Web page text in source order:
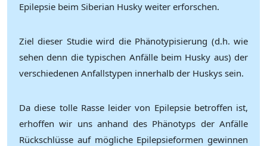
Epilepsie beim Siberian Husky weiter erforschen.
Ziel dieser Studie wird die Phänotypisierung (d.h. wie
sehen denn die typischen Anfälle beim Husky aus) der
verschiedenen Anfallstypen innerhalb der Huskys sein.
Da diese tolle Rasse leider von Epilepsie betroffen ist,
erhoffen wir uns anhand des Phänotyps der Anfälle
Rückschlüsse auf mögliche Epilepsieformen gewinnen